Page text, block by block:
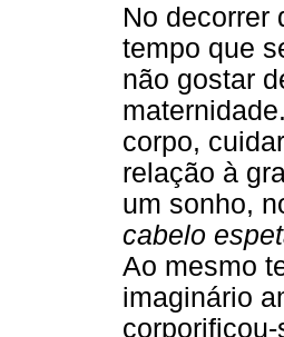
No decorrer
tempo que
não gostar
corpo,
relação à
um sonho,
cabelo
Ao mesmo
imaginário